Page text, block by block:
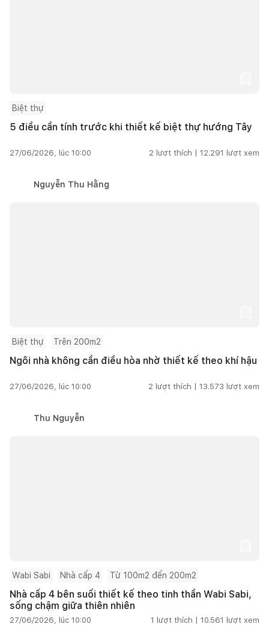
Biệt thự
5 điều cần tính trước khi thiết kế biệt thự hướng Tây
27/06/2026, lúc 10:00 2 lượt thích | 12.291 lượt xem
Nguyễn Thu Hằng
Biệt thự Trên 200m2
Ngôi nhà không cần điều hòa nhờ thiết kế theo khí hậu
27/06/2026, lúc 10:00 2 lượt thích | 13.573 lượt xem
Thu Nguyễn
Wabi Sabi Nhà cấp 4 Từ 100m2 đến 200m2
Nhà cấp 4 bên suối thiết kế theo tinh thần Wabi Sabi,
sống chậm giữa thiên nhiên
27/06/2026, lúc 10:00 1 lượt thích | 10.561 lượt xem